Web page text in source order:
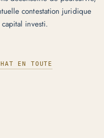
contestation juridique
investi.
EN TOUTE